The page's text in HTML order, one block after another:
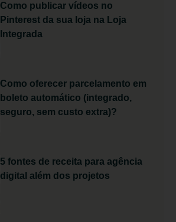
Como publicar vídeos no
Pinterest da sua loja na Loja
Integrada
Como oferecer parcelamento em
boleto automático (integrado,
seguro, sem custo extra)?
5 fontes de receita para agência
digital além dos projetos